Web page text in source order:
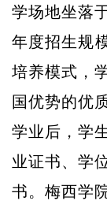
学场地坐落
年度招生规
培养模式，
国优势的优
学业后，学
业证书、学
书。梅西学